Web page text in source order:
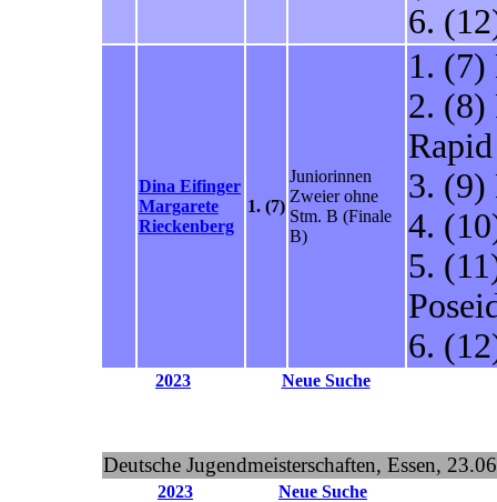
6.
Dina Eifinger
Margarete
Rieckenberg
1. (7)
Juniorinnen
Zweier ohne
Stm. B (Finale
B)
1. (7)
2. (8)
3. (9)
4.
5.
6.
2023 Neue Suche
Deutsche Jugendmeisterschaften, Essen,
2023
Neue Suche